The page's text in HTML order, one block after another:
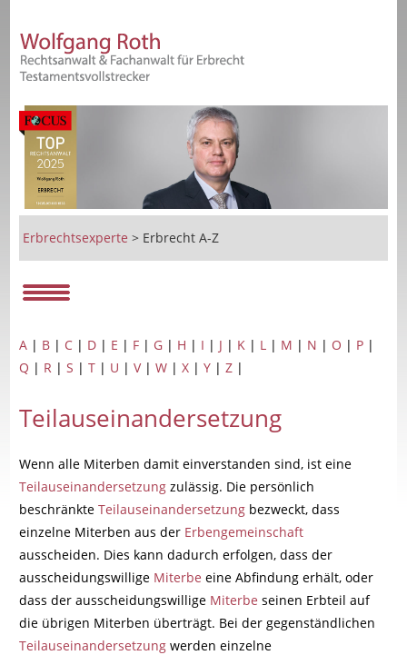
Erbrechtsexperte > Erbrecht A-Z
A | B | C | D | E | F | G | H | I | J | K | L | M | N | O | P |
Q | R |S |T | U |V|W |X |Y |Z |
Teilauseinandersetzung
Wenn alle Miterben damit einverstanden sind, ist eine
Teilauseinandersetzung zulässig. Die persönlich
beschränkteTeilauseinandersetzung bezweckt, dass
einzelne Miterben aus der Erbengemeinschaft
ausscheiden. Dies kann dadurch erfolgen, dass der
ausscheidungswillige Miterbe eine Abfindung erhält, oder
dass der ausscheidungswillige Miterbe seinen Erbteil auf
die übrigen Miterben überträgt. Bei der gegenständlichen
Teilauseinandersetzung werden einzelne